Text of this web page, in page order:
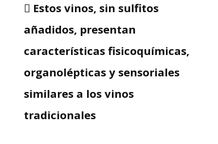
 Estos vinos, sin sulfitos
añadidos, presentan
características fisicoquímicas,
organolépticas y sensoriales
similares a los vinos
tradicionales